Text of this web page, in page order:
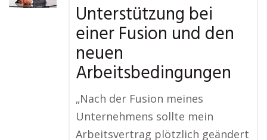
Unterstützung bei
einer Fusion und den
neuen
Arbeitsbedingungen
„Nach der Fusion meines
Unternehmens sollte mein
Arbeitsvertrag plötzlich geändert